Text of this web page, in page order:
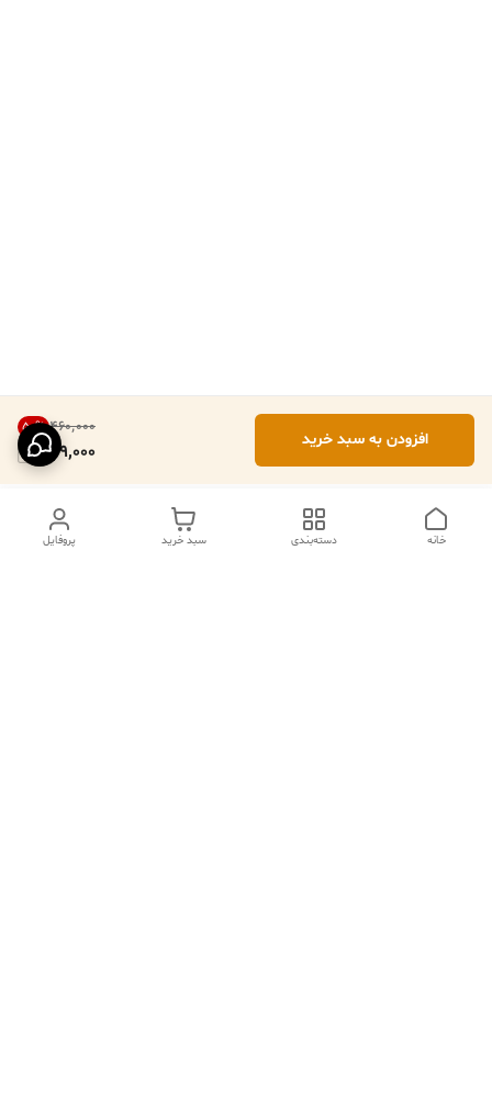
۴۶۰٬۰۰۰ 50%
229,000
افزودن به سبد خرید
پروفایل سبد خرید دسته‌بندی خانه